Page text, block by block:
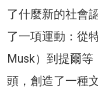
了什麼新的社會
了一項運動：從
Musk）到提爾
頭，創造了一種